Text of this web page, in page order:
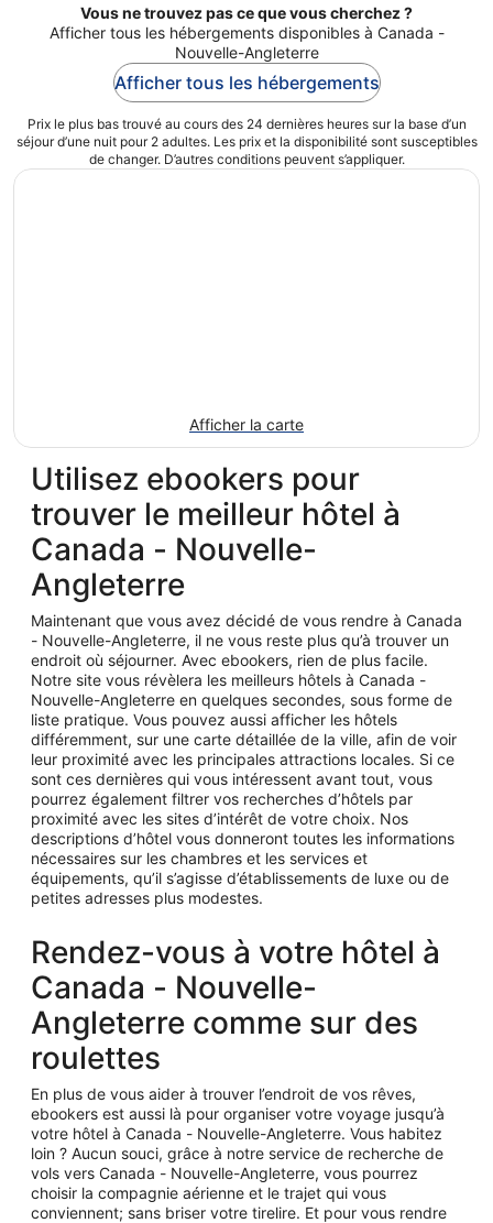
Vous ne trouvez pas ce que vous cherchez ?
Afficher tous les hébergements disponibles à Canada -
Nouvelle-Angleterre
Afficher tous les hébergements
Prix le plus bas trouvé au cours des 24 dernières heures sur la base d’un
séjour d’une nuit pour 2 adultes. Les prix et la disponibilité sont susceptibles
de changer. D’autres conditions peuvent s’appliquer.
Afficher la carte
Utilisez ebookers pour
trouver le meilleur hôtel à
Canada - Nouvelle-
Angleterre
Maintenant que vous avez décidé de vous rendre à Canada
- Nouvelle-Angleterre, il ne vous reste plus qu’à trouver un
endroit où séjourner. Avec ebookers, rien de plus facile.
Notre site vous révèlera les meilleurs hôtels à Canada -
Nouvelle-Angleterre en quelques secondes, sous forme de
liste pratique. Vous pouvez aussi afficher les hôtels
différemment, sur une carte détaillée de la ville, afin de voir
leur proximité avec les principales attractions locales. Si ce
sont ces dernières qui vous intéressent avant tout, vous
pourrez également filtrer vos recherches d’hôtels par
proximité avec les sites d’intérêt de votre choix. Nos
descriptions d’hôtel vous donneront toutes les informations
nécessaires sur les chambres et les services et
équipements, qu’il s’agisse d’établissements de luxe ou de
petites adresses plus modestes.
Rendez-vous à votre hôtel à
Canada - Nouvelle-
Angleterre comme sur des
roulettes
En plus de vous aider à trouver l’endroit de vos rêves,
ebookers est aussi là pour organiser votre voyage jusqu’à
votre hôtel à Canada - Nouvelle-Angleterre. Vous habitez
loin ? Aucun souci, grâce à notre service de recherche de
vols vers Canada - Nouvelle-Angleterre, vous pourrez
choisir la compagnie aérienne et le trajet qui vous
conviennent; sans briser votre tirelire. Et pour vous rendre